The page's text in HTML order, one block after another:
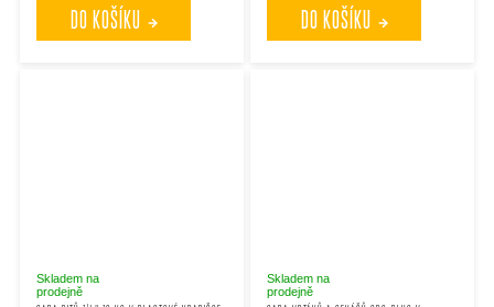
DO KOŠÍKU DO KOŠÍKU
Skladem na
prodejně
Skladem na
prodejně